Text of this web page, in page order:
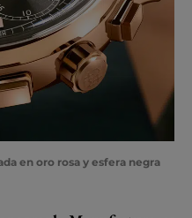
en oro rosa y esfera negra